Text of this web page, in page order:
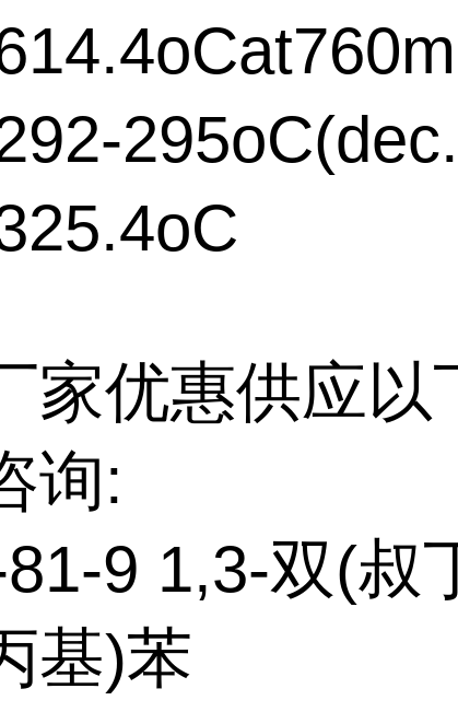
家优惠供应以
询:
9 1,3-双(叔
基)苯